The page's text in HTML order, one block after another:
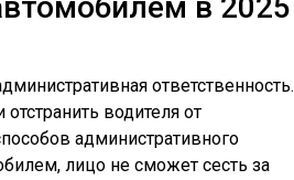
ответственность.
водителя от
административного
лицо не сможет сесть за